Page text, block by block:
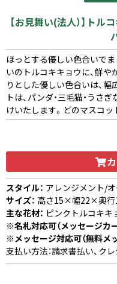
【お見舞い(法人）】ト
ほっとする優しい色合いで
いのトルコキキョウに、鮮
りとした優しい色合いは、
トは、パンダ・三毛猫・うさ
けいたします。どのマスコッ
スタイル： アレンジメント/
サイズ： 高さ15×幅22×奥行
主な花材： ピンクトルコキキ
※名札対応可（メッセージカ
※メッセージ対応可（無料メ
支払い方法：請求書払い、ク